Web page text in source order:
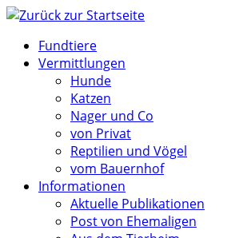
Zum
springenFundtiere
Vermittlungen
Hunde
Katzen
Nager und Co
von Privat
Reptilien und Vögel
vom Bauernhof
Informationen
Aktuelle Publikationen
Post von Ehemaligen